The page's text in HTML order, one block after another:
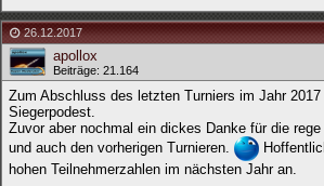
26.12.2017
apollox
Beiträge: 21.164
Zum Abschluss des letzten Turniers im Jahr
Siegerpodest.
Zuvor aber nochmal ein dickes Danke für die
und auch den vorherigen Turnieren.
hohen Teilnehmerzahlen im nächsten Jahr an.